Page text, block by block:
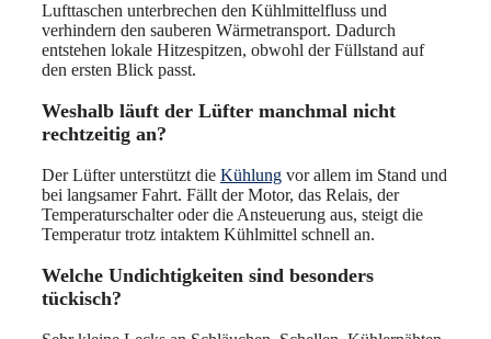
Lufttaschen unterbrechen den Kühlmittelfluss und
verhindern den sauberen Wärmetransport. Dadurch
entstehen lokale Hitzespitzen, obwohl der Füllstand auf
den ersten Blick passt.
Weshalb läuft der Lüfter manchmal nicht
rechtzeitig an?
Der Lüfter unterstützt die Kühlung vor allem im Stand und
bei langsamer Fahrt. Fällt der Motor, das Relais, der
Temperaturschalter oder die Ansteuerung aus, steigt die
Temperatur trotz intaktem Kühlmittel schnell an.
Welche Undichtigkeiten sind besonders
tückisch?